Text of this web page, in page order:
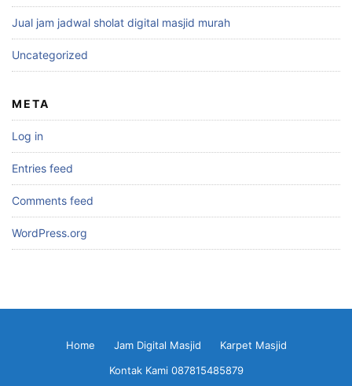
Jual jam jadwal sholat digital masjid murah
Uncategorized
META
Log in
Entries feed
Comments feed
WordPress.org
Home Jam Digital Masjid
Karpet Masjid
Kontak Kami 087815485879